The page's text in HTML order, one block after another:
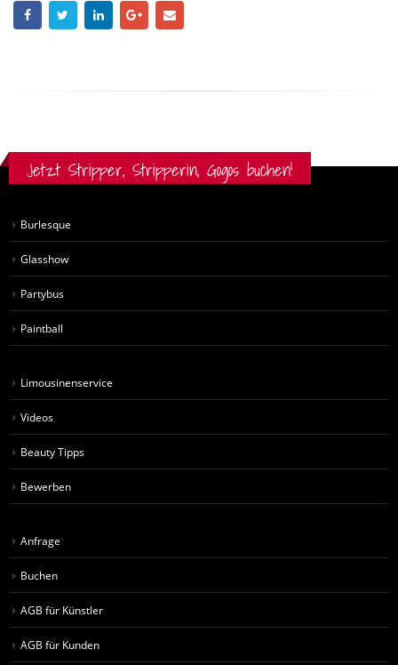
Jetzt Stripper, Stripperin, Gogos buchen!
Burlesque
Glasshow
Partybus
Paintball
Limousinenservice
Videos
Beauty Tipps
Bewerben
Anfrage
Buchen
AGB für Künstler
AGB für Kunden